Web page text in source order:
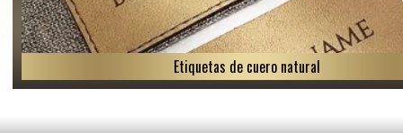
Etiquetas de cuero natural